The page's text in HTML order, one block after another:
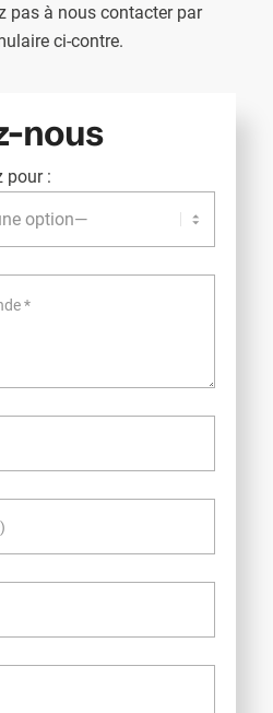
pas à nous contacter par
ci-contre.
nous
pour :